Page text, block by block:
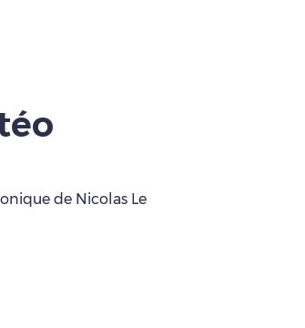
de Nicolas Le